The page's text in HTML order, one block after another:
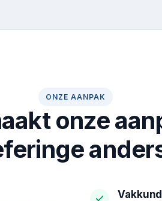
ONZE AANPAK
onze